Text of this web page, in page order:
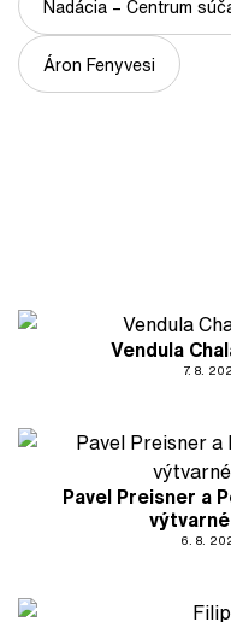
Nadácia – Centrum
Áron Fenyvesi
Vendula
7. 8.
Pavel Preisner a
6. 8.